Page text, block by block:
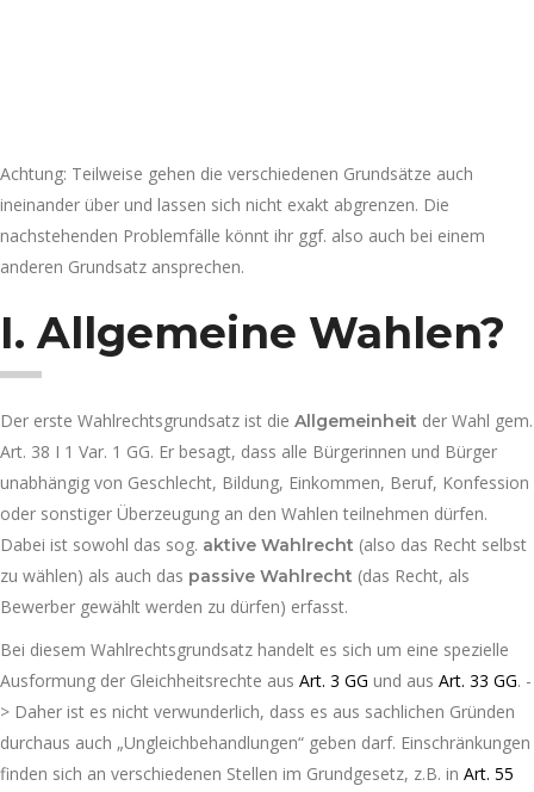
Achtung: Teilweise gehen die verschiedenen Grundsätze auch
ineinander über und lassen sich nicht exakt abgrenzen. Die
nachstehenden Problemfälle könnt ihr ggf. also auch bei einem
anderen Grundsatz ansprechen.
I. Allgemeine Wahlen?
Der erste Wahlrechtsgrundsatz ist die Allgemeinheit der Wahl gem.
Art. 38 I 1 Var. 1 GG. Er besagt, dass alle Bürgerinnen und Bürger
unabhängig von Geschlecht, Bildung, Einkommen, Beruf, Konfession
oder sonstiger Überzeugung an den Wahlen teilnehmen dürfen.
Dabei ist sowohl das sog. aktive Wahlrecht (also das Recht selbst
zu wählen) als auch das passive Wahlrecht (das Recht, als
Bewerber gewählt werden zu dürfen) erfasst.
Bei diesem Wahlrechtsgrundsatz handelt es sich um eine spezielle
Ausformung der Gleichheitsrechte aus Art. 3 GG und aus Art. 33 GG. -
> Daher ist es nicht verwunderlich, dass es aus sachlichen Gründen
durchaus auch „Ungleichbehandlungen“ geben darf. Einschränkungen
finden sich an verschiedenen Stellen im Grundgesetz, z.B. in Art. 55